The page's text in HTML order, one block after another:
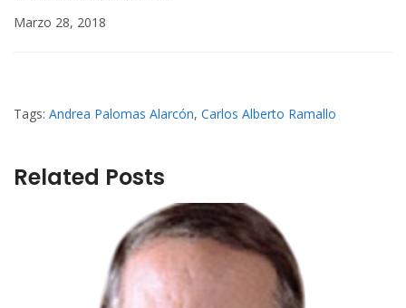
Marzo 28, 2018
Tags: Andrea Palomas Alarcón, Carlos Alberto Ramallo
Related Posts